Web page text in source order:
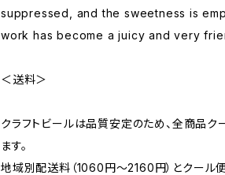
suppressed, and the sweetness is
work has become a juicy and very
＜送料＞
クラフトビールは品質安定のため、全商品ク
ます。
地域別配送料（1060円～2160円）とクール